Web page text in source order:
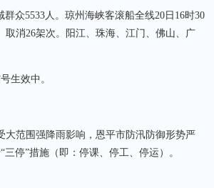
众5533人。琼州海峡客滚船全线20日16时30
取消26架次。阳江、珠海、江门、佛山、广
生效中。
大范围强降雨影响，恩平市防汛防御形势严
停”措施（即：停课、停工、停运）。